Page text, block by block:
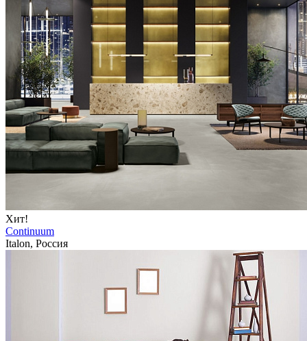
Хит!
Continuum
Italon, Россия